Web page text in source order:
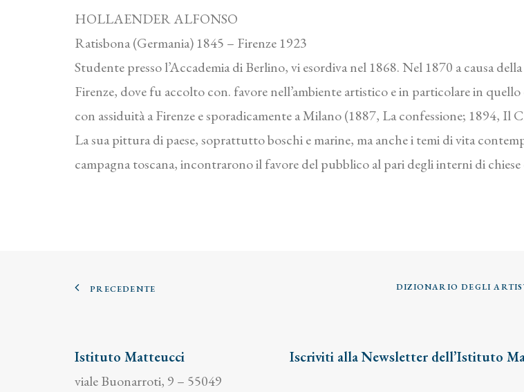
HOLLAENDER ALFONSO
Ratisbona (Germania) 1845 – Firenze 1923
Studente presso l’Accademia di Berlino, vi esordiva nel 1868. Nel 1870 a causa
Firenze, dove fu accolto con. favore nell’ambiente artistico e in particolare in
con assiduità a Firenze e sporadicamente a Milano (1887, La confessione; 1894,
La sua pittura di paese, soprattutto boschi e marine, ma anche i temi di vita
campagna toscana, incontrarono il favore del pubblico al pari degli interni di
PRECEDENTE DIZIONARIO DEGLI
Istituto Matteucci
viale Buonarroti, 9 – 55049
Iscriviti alla Newsletter dell’Istituto